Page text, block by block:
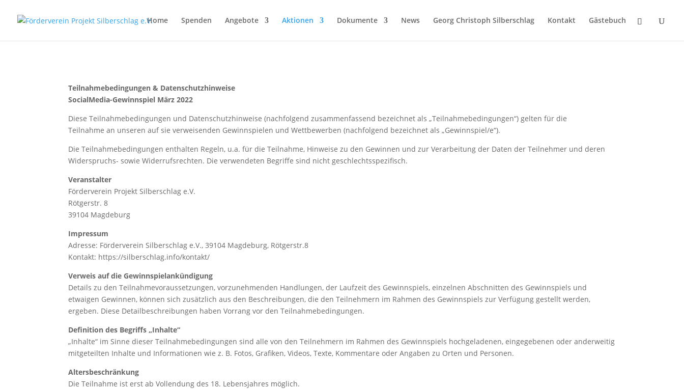
Home Spenden Angebote Aktionen Dokumente News Georg Christoph Silberschlag Kontakt Gästebuch
Teilnahmebedingungen & Datenschutzhinweise
SocialMedia-Gewinnspiel März 2022
Diese Teilnahmebedingungen und Datenschutzhinweise (nachfolgend zusammenfassend bezeichnet als „Teilnahmebedingungen“) gelten für die
Teilnahme an unseren auf sie verweisenden Gewinnspielen und Wettbewerben (nachfolgend bezeichnet als „Gewinnspiel/e“).
Die Teilnahmebedingungen enthalten Regeln, u.a. für die Teilnahme, Hinweise zu den Gewinnen und zur Verarbeitung der Daten der Teilnehmer und deren
Widerspruchs- sowie Widerrufsrechten. Die verwendeten Begriffe sind nicht geschlechtsspezifisch.
Veranstalter
Förderverein Projekt Silberschlag e.V.
Rötgerstr. 8
39104 Magdeburg
Impressum
Adresse: Förderverein Silberschlag e.V., 39104 Magdeburg, Rötgerstr.8
Kontakt: https://silberschlag.info/kontakt/
Verweis auf die Gewinnspielankündigung
Details zu den Teilnahmevoraussetzungen, vorzunehmenden Handlungen, der Laufzeit des Gewinnspiels, einzelnen Abschnitten des Gewinnspiels und
etwaigen Gewinnen, können sich zusätzlich aus den Beschreibungen, die den Teilnehmern im Rahmen des Gewinnspiels zur Verfügung gestellt werden,
ergeben. Diese Detailbeschreibungen haben Vorrang vor den Teilnahmebedingungen.
Definition des Begriffs „Inhalte“
„Inhalte“ im Sinne dieser Teilnahmebedingungen sind alle von den Teilnehmern im Rahmen des Gewinnspiels hochgeladenen, eingegebenen oder anderweitig
mitgeteilten Inhalte und Informationen wie z. B. Fotos, Grafiken, Videos, Texte, Kommentare oder Angaben zu Orten und Personen.
Altersbeschränkung
Die Teilnahme ist erst ab Vollendung des 18. Lebensjahres möglich.